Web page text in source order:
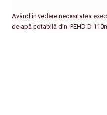
Având în vedere necesitatea
de apă potabilă din PEHD D